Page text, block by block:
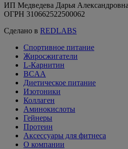
ИП Медведева Дарья
ОГРН 310662522500062
Сделано в REDLABS
Спортивное питание
Жиросжигатели
L-Карнитин
BCAA
Диетическое питание
Изотоники
Коллаген
Аминокислоты
Гейнеры
Протеин
Аксессуары для фитнеса
О компании